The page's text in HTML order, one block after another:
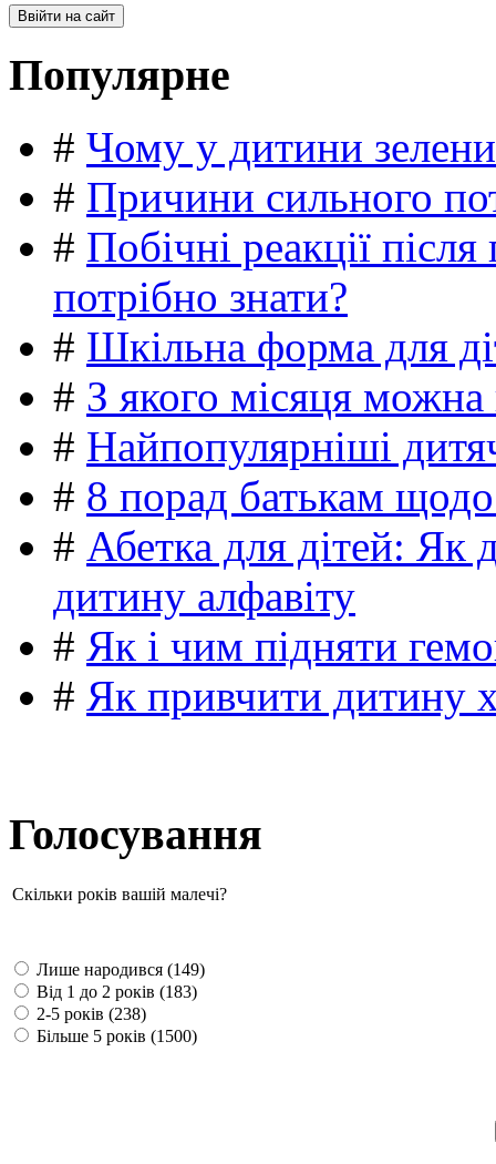
Популярне
# Чому у дитини
# Причини сильного
# Побічні реакції
потрібно знати?
# Шкільна форма для
# З якого місяця можна
# Найпопулярніші
# 8 порад батькам
# Абетка для дітей: Як
дитину алфавіту
# Як і чим підняти
# Як привчити дитину
Голосування
Скільки років вашій малечі?
Лише народився (149)
Від 1 до 2 років (183)
2-5 років (238)
Більше 5 років (1500)